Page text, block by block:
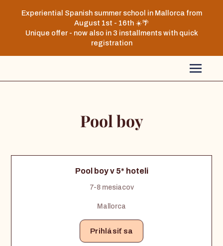
Experiential Spanish summer school in Mallorca from
August 1st - 16th ☀️🌴
Unique offer - now also in 3 installments with quick
registration
Pool boy
Pool boy v 5* hoteli
7-8 mesiacov
Mallorca
Prihlásiť sa